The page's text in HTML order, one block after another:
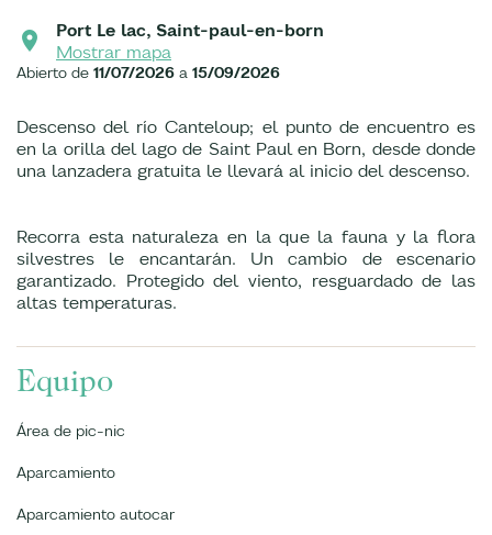
Port Le lac, Saint-paul-en-born
Mostrar mapa
Abierto de 11/07/2026 a 15/09/2026
Descenso del río Canteloup; el punto de encuentro es
en la orilla del lago de Saint Paul en Born, desde donde
una lanzadera gratuita le llevará al inicio del descenso.
Recorra esta naturaleza en la que la fauna y la flora
silvestres le encantarán. Un cambio de escenario
garantizado. Protegido del viento, resguardado de las
altas temperaturas.
Equipo
Área de pic-nic
Aparcamiento
Aparcamiento autocar